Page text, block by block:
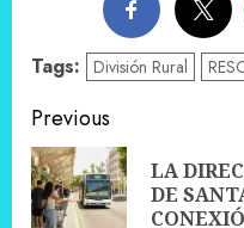
Tags: División Rural
Post
navigation
Previous
LA
DE